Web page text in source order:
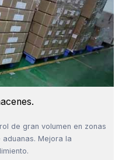
de gran volumen en zonas
Mejora la